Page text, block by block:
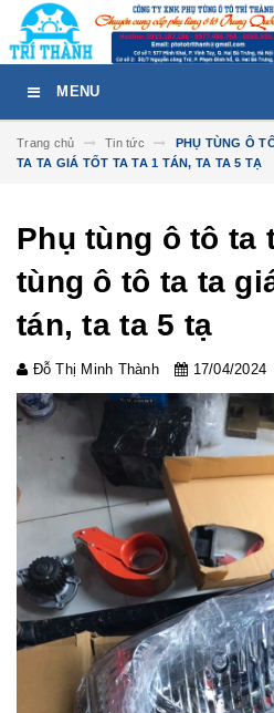
MENU
Trang chủ Tin tức
PHỤ TÙNG Ô
TA TA GIÁ TỐT TA TA 1 TÁN, TA TA 5 TẠ
Phụ tùng ô tô ta
tùng ô tô ta ta
tán, ta ta 5 tạ
Đỗ Thị Minh Thành 17/04/2024